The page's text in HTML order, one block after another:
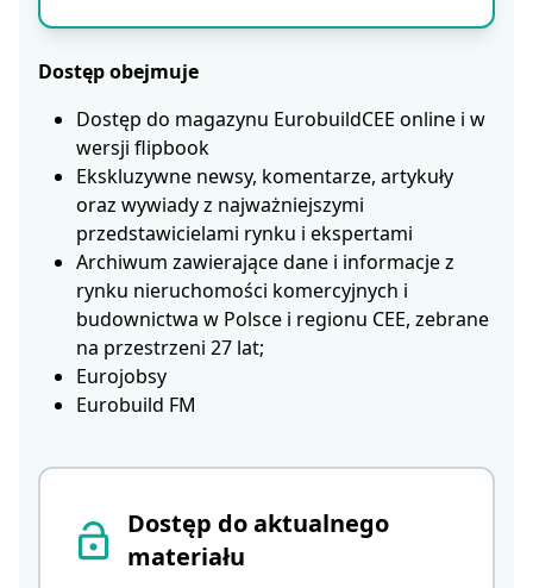
Dostęp do aktualnego
materiału
Dostęp obejmuje
Dostęp do magazynu EurobuildCEE online i w
wersji flipbook
Ekskluzywne newsy, komentarze, artykuły
oraz wywiady z najważniejszymi
przedstawicielami rynku i ekspertami
Archiwum zawierające dane i informacje z
rynku nieruchomości komercyjnych i
budownictwa w Polsce i regionu CEE, zebrane
na przestrzeni 27 lat;
Eurojobsy
Eurobuild FM